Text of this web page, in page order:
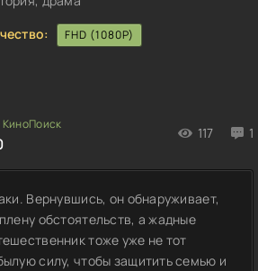
117 1
FHD (1080P)
Вернувшись, он обнаруживает,
обстоятельств, а жадные
тоже уже не тот
силу, чтобы защитить семью и